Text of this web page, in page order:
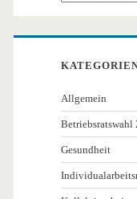
Allgemein
Betriebsratswahl
Gesundheit